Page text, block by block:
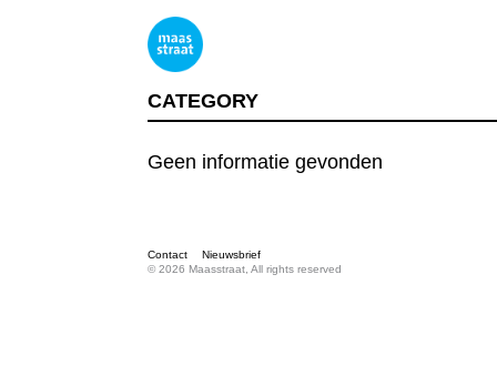
CATEGORY
Geen informatie gevonden
Contact
Nieuwsbrief
© 2026 Maasstraat, All rights reserved